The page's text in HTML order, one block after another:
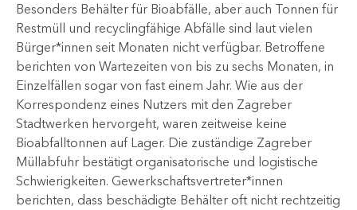
Besonders Behälter für Bioabfälle, aber auch Tonnen für
Restmüll und recyclingfähige Abfälle sind laut vielen
Bürger*innen seit Monaten nicht verfügbar. Betroffene
berichten von Wartezeiten von bis zu sechs Monaten, in
Einzelfällen sogar von fast einem Jahr. Wie aus der
Korrespondenz eines Nutzers mit den Zagreber
Stadtwerken hervorgeht, waren zeitweise keine
Bioabfalltonnen auf Lager. Die zuständige Zagreber
Müllabfuhr bestätigt organisatorische und logistische
Schwierigkeiten. Gewerkschaftsvertreter*innen
berichten, dass beschädigte Behälter oft nicht rechtzeitig